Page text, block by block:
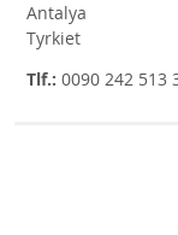
Antalya
Tyrkiet
Tlf.: 0090 242 513